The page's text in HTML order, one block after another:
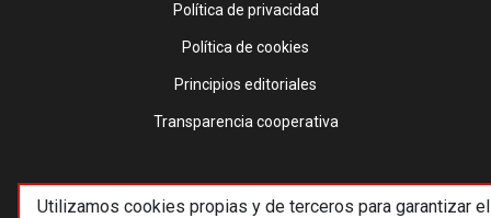
Utilizamos cookies propias y de terceros para garantizar el
Política de privacidad
Política de cookies
Principios editoriales
Transparencia cooperativa